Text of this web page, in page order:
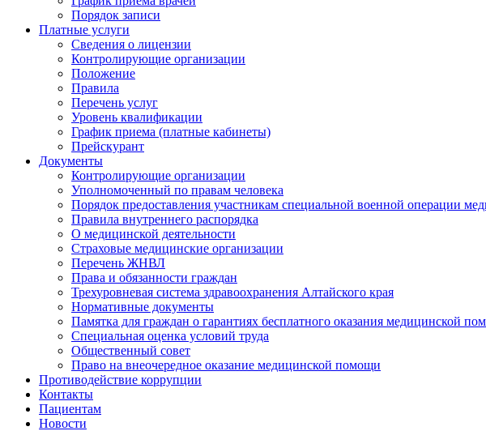
Порядок записи
Платные услуги
Сведения о лицензии
Контролирующие организации
Положение
Правила
Перечень услуг
Уровень квалификации
График приема (платные кабинеты)
Прейскурант
Документы
Контролирующие организации
Уполномоченный по правам человека
Порядок предоставления участникам специальной военной операции
Правила внутреннего распорядка
О медицинской деятельности
Страховые медицинские организации
Перечень ЖНВЛ
Права и обязанности граждан
Трехуровневая система здравоохранения Алтайского края
Нормативные документы
Памятка для граждан о гарантиях бесплатного оказания медицинской
Специальная оценка условий труда
Общественный совет
Право на внеочередное оказание медицинской помощи
Противодействие коррупции
Контакты
Пациентам
Новости